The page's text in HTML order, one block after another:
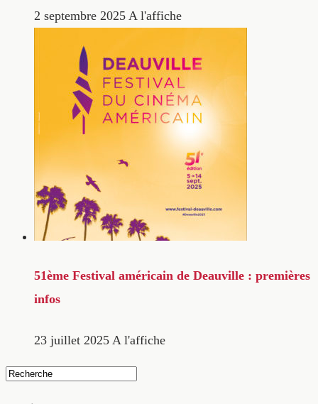
2 septembre 2025 A l'affiche
51ème Festival américain de Deauville : premières
infos
23 juillet 2025 A l'affiche